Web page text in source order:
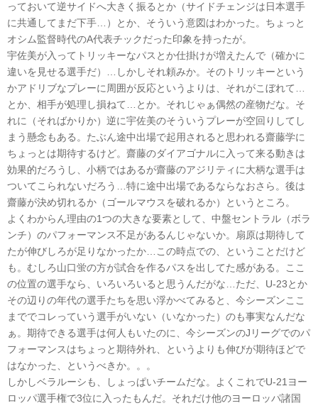
っておいて逆サイドへ大きく振るとか（サイドチェンジは日本選手
に共通してまだ下手…）とか、そういう意図はわかった。ちょっと
オシム監督時代のA代表チックだった印象を持ったが。
宇佐美が入ってトリッキーなパスとか仕掛けが増えたんで（確かに
違いを見せる選手だ）…しかしそれ頼みか。そのトリッキーという
かアドリブなプレーに周囲が反応というよりは、それがこぼれて…
とか、相手が処理し損ねて…とか。それじゃぁ偶然の産物だな。そ
れに（そればかりか）逆に宇佐美のそういうプレーが空回りしてし
まう懸念もある。たぶん途中出場で起用されると思われる齋藤学に
ちょっとは期待するけど。齋藤のダイアゴナルに入って来る動きは
効果的だろうし、小柄ではあるが齋藤のアジリティに大柄な選手は
ついてこられないだろう…特に途中出場であるならなおさら。後は
齋藤が決め切れるか（ゴールマウスを破れるか）というところ。
よくわからん理由の1つの大きな要素として、中盤セントラル（ボラ
ンチ）のパフォーマンス不足があるんじゃないか。扇原は期待して
たが伸びしろが足りなかったか…この時点での、ということだけど
も。むしろ山口蛍の方が試合を作るパスを出してた感がある。ここ
の位置の選手なら、いろいろいると思うんだがな…ただ、U-23とか
その辺りの年代の選手たちを思い浮かべてみると、今シーズンここ
まででコレっていう選手がいない（いなかった）のも事実なんだな
ぁ。期待できる選手は何人もいたのに、今シーズンのJリーグでのパ
フォーマンスはちょっと期待外れ、というよりも伸びが期待ほどで
はなかった、というべきか。。。
しかしベラルーシも、しょっぱいチームだな。よくこれでU-21ヨー
ロッパ選手権で3位に入ったもんだ。それだけ他のヨーロッパ諸国